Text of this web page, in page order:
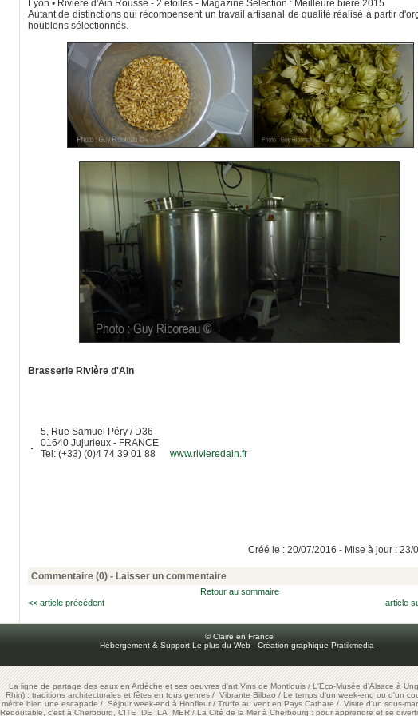
Lyon • Rivière d'Ain Rousse - 2 étoiles - Magazine Selection : Meilleure bière 2015
Autant de distinctions qui récompensent un travail artisanal de qualité réalisé à partir
houblons sélectionnés.
Brasserie Rivière d'Ain
5, Rue Samuel Péry / D36
01640 Jujurieux - FRANCE
Tel: (+33) (0)4 74 39 01 88 www.rivieredain.fr
Créé le : 20/07/2016 - Mise à jour : 23/
Commentaire (0) - Laisser un commentaire
Retour au sommaire
article
<< article précédent
© Claire en France
Hébergement & Support Le plus du Web - Création graphique Pratikmedia -
La ligne de partage des eaux en Ardèche et ses oeuvres d'art Vins de Montlouis/L'Eco-Musée d'Alsace à
Rhin) : traditions architecturales et fêtes en tous genres/Vibrante Bilbao/Le temps d'un week-end ou d'un
mérite bien une escapade/Séjour week-end à Honfleur/Truffe au vent en Pays Cathare/Visite d'un sous-
Redoutable, c'est à Cherbourg, CITE DE LA MER/La Cité de la Mer à Cherbourg : pour apprendre et se